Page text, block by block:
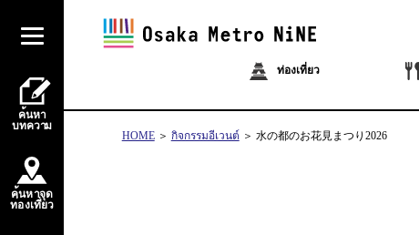
ท่องเที่ยว
ค้นหา
บทความ
ค้นหาจุด
ท่องเท
ี่ยว
HOME กิจกรรมอีเวนต์ 水の都のお花見まつり2026